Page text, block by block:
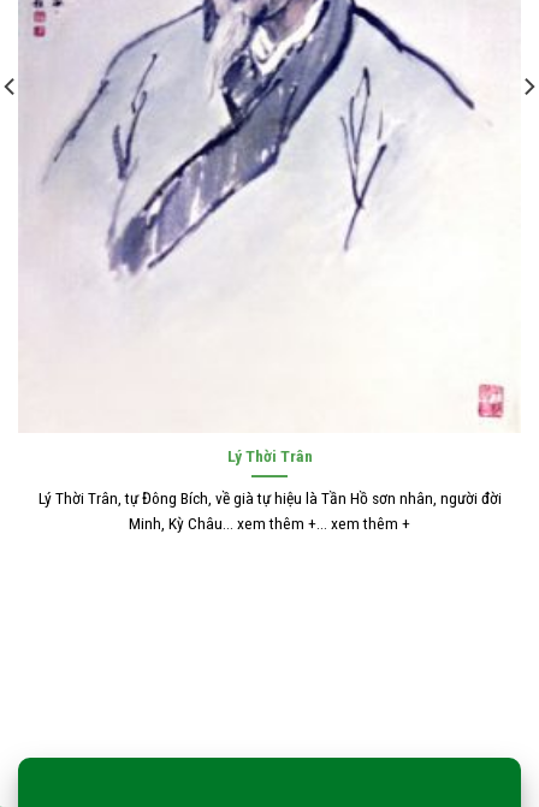
Lý Thời Trân
Lý Thời Trân, tự Đông Bích, về già tự hiệu là Tần Hồ sơn nhân, người đời
Minh, Kỳ Châu... xem thêm +... xem thêm +